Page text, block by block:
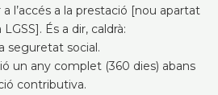
l’accés a la prestació [nou apartat
LGSS]. És a dir, caldrà:
seguretat social.
un any complet (360 dies) abans
contributiva.